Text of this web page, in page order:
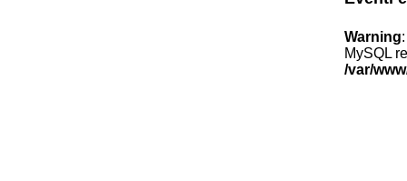
Warning
MySQL
/var/